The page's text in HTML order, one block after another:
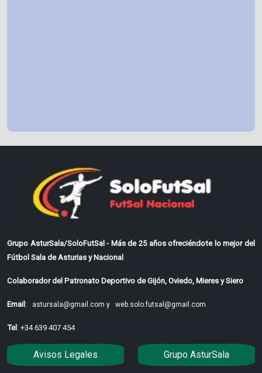
Grupo AsturSala/SoloFutSal - Más de 25 años ofreciéndote lo mejor del
Fútbol Sala de Asturias y Nacional
Colaborador del Patronato Deportivo de Gijón, Oviedo, Mieres y Siero
Email: astursala@gmail.com y web.solo.futsal@gmail.com
Tel: +34 639 407 454
Avisos Legales Grupo AsturSala